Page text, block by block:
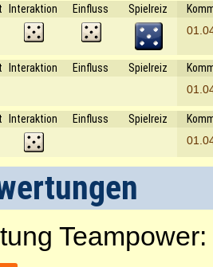
Interaktion Einfluss Spielreiz
Interaktion Einfluss Spielreiz
Interaktion Einfluss Spielreiz
Teampower: